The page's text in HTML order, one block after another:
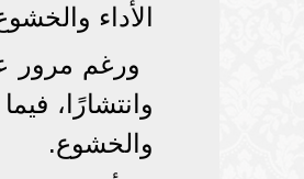
الأداء
ورغم مرور
وانتشارًا،
والخشوع.